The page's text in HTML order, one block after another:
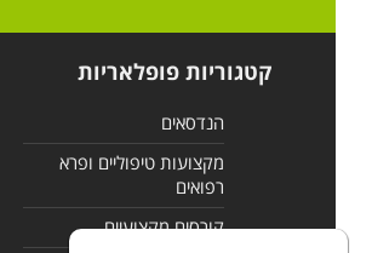
קטגוריות פופלאריות
הנדסאים
מקצועות טיפוליים ופרא
רפואים
קורסים מקצועיים